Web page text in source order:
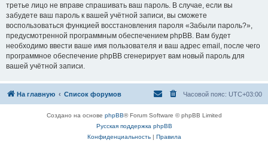
третье лицо не вправе спрашивать ваш пароль. В случае, если вы
забудете ваш пароль к вашей учётной записи, вы сможете
воспользоваться функцией восстановления пароля «Забыли пароль?»,
предусмотренной программным обеспечением phpBB. Вам будет
необходимо ввести ваше имя пользователя и ваш адрес email, после чего
программное обеспечение phpBB сгенерирует вам новый пароль для
вашей учётной записи.
На главную Список форумов Часовой пояс: UTC+03:00
Создано на основе phpBB® Forum Software © phpBB Limited
Русская поддержка phpBB
Конфиденциальность| Правила